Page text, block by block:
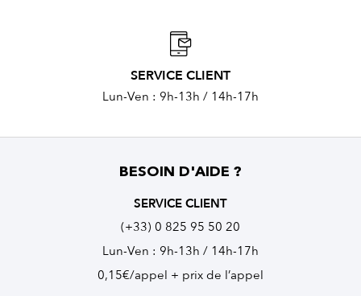
SERVICE CLIENT
Lun-Ven : 9h-13h / 14h-17h
BESOIN D'AIDE ?
SERVICE CLIENT
(+33) 0 825 95 50 20
Lun-Ven : 9h-13h / 14h-17h
0,15€/appel + prix de l’appel